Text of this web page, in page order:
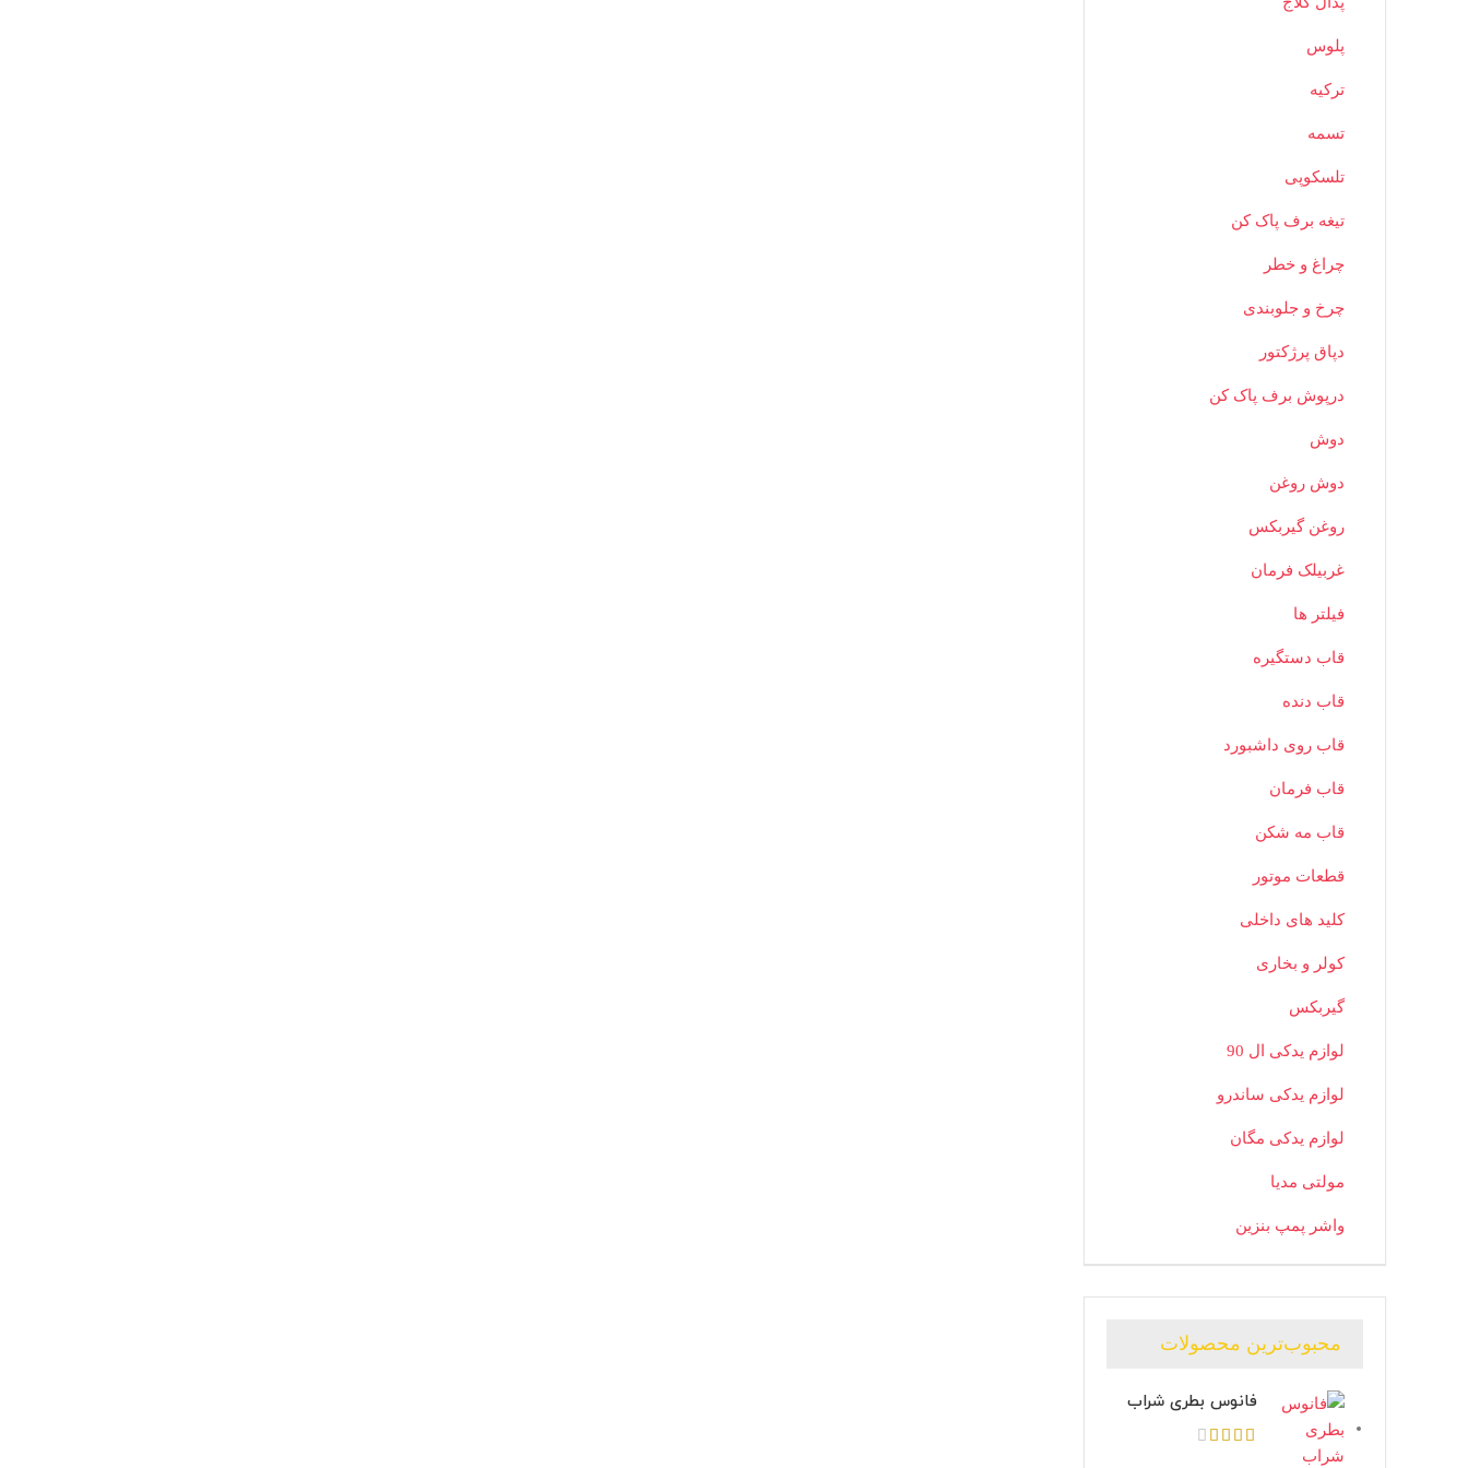
پلوس
ترکیه
تسمه
تلسکوپی
تیغه برف پاک کن
چراغ و خطر
چرخ و جلوبندی
دپاق پرژکتور
درپوش برف پاک کن
دوش
دوش روغن
روغن گیربکس
غربیلک فرمان
فیلتر ها
قاب دستگیره
قاب دنده
قاب روی داشبورد
قاب فرمان
قاب مه شکن
قطعات موتور
کلید های داخلی
کولر و بخاری
گیربکس
لوازم یدکی ال 90
لوازم یدکی ساندرو
لوازم یدکی مگان
مولتی مدیا
واشر پمپ بنزین
محبوب‌ترین محصولات
فانوس بطری شراب